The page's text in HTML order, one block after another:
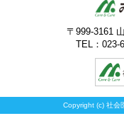
〒999-3161
TEL：023-
Copyright (c) 社会